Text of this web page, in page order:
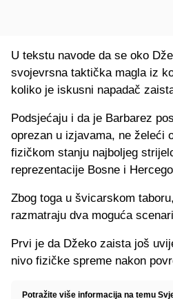
U tekstu navode da se oko
svojevrsna taktička magla iz
koliko je iskusni napadač
Podsjećaju i da je Barbarez
oprezan u izjavama, ne želeći
fizičkom stanju najboljeg
reprezentacije Bosne i
Zbog toga u švicarskom
razmatraju dva moguća
Prvi je da Džeko zaista još
nivo fizičke spreme nakon
Potražite više informacija na temu